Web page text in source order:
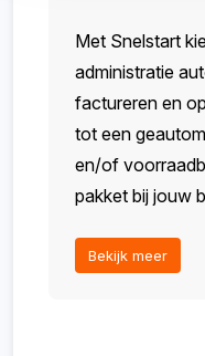
Met Snelstart
administratie
factureren en
tot een
en/of
pakket bij jouw
Bekijk meer